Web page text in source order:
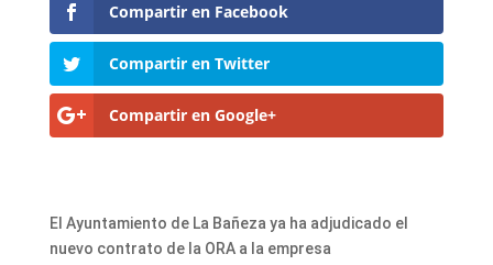
Compartir en Facebook
Compartir en Twitter
Compartir en Google+
El Ayuntamiento de La Bañeza ya ha adjudicado el
nuevo contrato de la ORA a la empresa